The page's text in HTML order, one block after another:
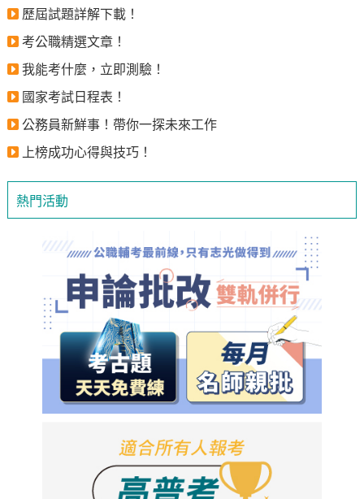
歷屆試題詳解下載！
考公職精選文章！
我能考什麼，立即測驗！
國家考試日程表！
公務員新鮮事！帶你一探未來工作
上榜成功心得與技巧！
熱門活動